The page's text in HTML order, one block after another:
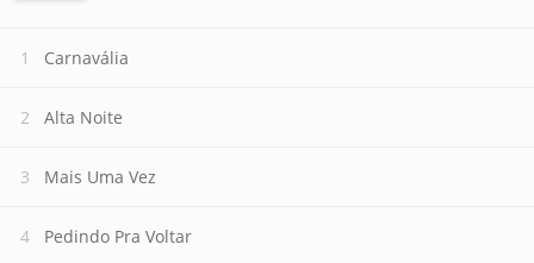
Carnavália
Alta Noite
Mais Uma Vez
Pedindo Pra Voltar